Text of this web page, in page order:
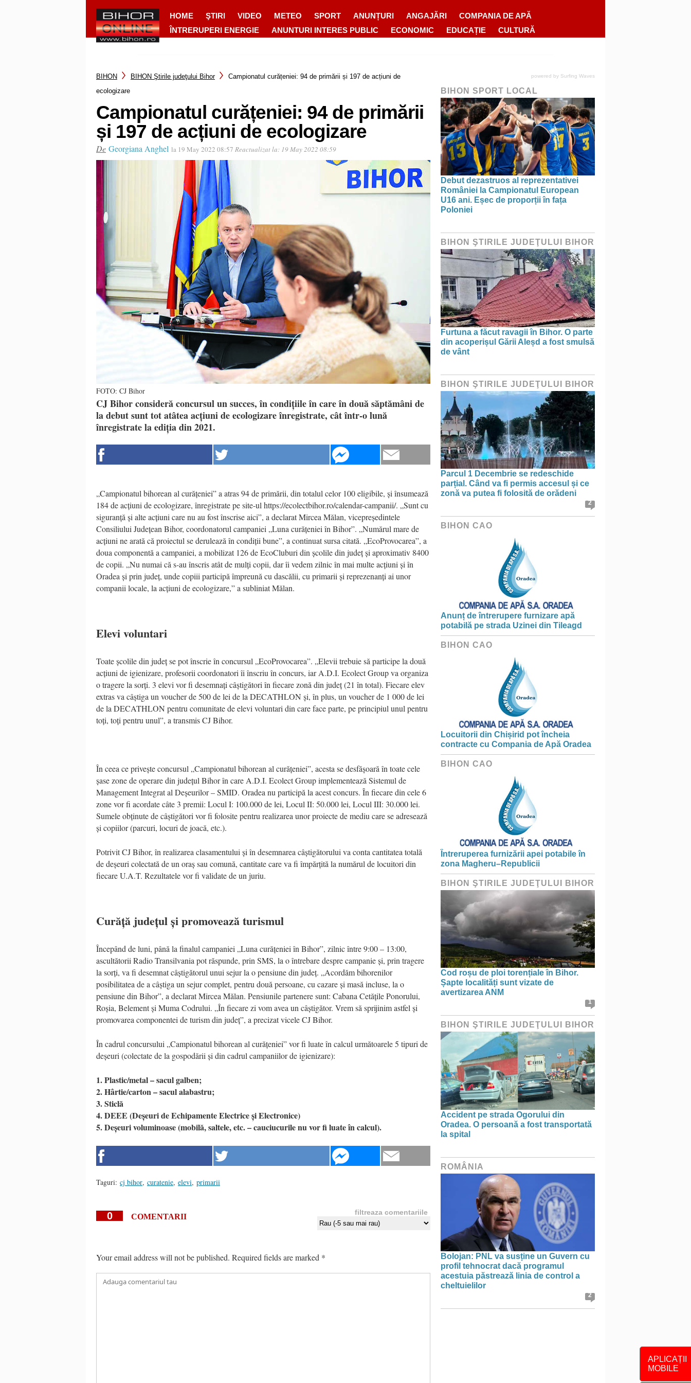
HOME ŞTIRI VIDEO METEO SPORT ANUNȚURI ANGAJĂRI
COMPANIA DE APĂ
ÎNTRERUPERI ENERGIE
ANUNTURI INTERES PUBLIC ECONOMIC EDUCAȚIE CULTURĂ
APLICAȚII
MOBILE
BIHON BIHON Ştirile judeţului Bihor
Campionatul curățeniei: 94 de primării și 197 de acțiuni de
ecologizare
Campionatul curățeniei: 94 de primării
și 197 de acțiuni de ecologizare
De Georgiana Anghel la 19 May 2022 08:57 Reactualizat la: 19 May 2022 08:59
FOTO: CJ Bihor
CJ Bihor consideră concursul un succes, în condițiile în care în două săptămâni de
la debut sunt tot atâtea acțiuni de ecologizare înregistrate, cât într-o lună
înregistrate la ediția din 2021.
„Campionatul bihorean al curățeniei” a atras 94 de primării, din totalul celor 100 eligibile, și însumează
184 de acțiuni de ecologizare, înregistrate pe site-ul https://ecolectbihor.ro/calendar-campanii/. „Sunt cu
siguranță și alte acțiuni care nu au fost înscrise aici”, a declarat Mircea Mălan, vicepreședintele
Consiliului Județean Bihor, coordonatorul campaniei „Luna curățeniei în Bihor”. „Numărul mare de
acțiuni ne arată că proiectul se derulează în condiții bune”, a continuat sursa citată. „EcoProvocarea”, a
doua componentă a campaniei, a mobilizat 126 de EcoCluburi din școlile din județ și aproximativ 8400
de copii. „Nu numai că s-au înscris atât de mulți copii, dar îi vedem zilnic în mai multe acțiuni și în
Oradea și prin județ, unde copiii participă împreună cu dascălii, cu primarii și reprezenanți ai unor
companii locale, la acțiuni de ecologizare,” a subliniat Mălan.
Elevi voluntari
Toate școlile din județ se pot înscrie în concursul „EcoProvocarea”. „Elevii trebuie să participe la două
acțiuni de igienizare, profesorii coordonatori îi înscriu în concurs, iar A.D.I. Ecolect Group va organiza
o tragere la sorți. 3 elevi vor fi desemnați câștigători în fiecare zonă din județ (21 în total). Fiecare elev
extras va câștiga un voucher de 500 de lei de la DECATHLON și, în plus, un voucher de 1 000 de lei
de la DECATHLON pentru comunitate de elevi voluntari din care face parte, pe principiul unul pentru
toți, toți pentru unul”, a transmis CJ Bihor.
În ceea ce privește concursul „Campionatul bihorean al curățeniei”, acesta se desfășoară în toate cele
șase zone de operare din județul Bihor în care A.D.I. Ecolect Group implementează Sistemul de
Management Integrat al Deșeurilor – SMID. Oradea nu participă la acest concurs. În fiecare din cele 6
zone vor fi acordate câte 3 premii: Locul I: 100.000 de lei, Locul II: 50.000 lei, Locul III: 30.000 lei.
Sumele obținute de câștigători vor fi folosite pentru realizarea unor proiecte de mediu care se adresează
și copiilor (parcuri, locuri de joacă, etc.).
Potrivit CJ Bihor, în realizarea clasamentului și în desemnarea câștigătorului va conta cantitatea totală
de deșeuri colectată de un oraș sau comună, cantitate care va fi împărțită la numărul de locuitori din
fiecare U.A.T. Rezultatele vor fi validate de un juriu.
Curăță județul și promovează turismul
Începând de luni, până la finalul campaniei „Luna curățeniei în Bihor”, zilnic între 9:00 – 13:00,
ascultătorii Radio Transilvania pot răspunde, prin SMS, la o întrebare despre campanie și, prin tragere
la sorți, va fi desemnat câștigătorul unui sejur la o pensiune din județ. „Acordăm bihorenilor
posibilitatea de a câștiga un sejur complet, pentru două persoane, cu cazare și masă incluse, la o
pensiune din Bihor”, a declarat Mircea Mălan. Pensiunile partenere sunt: Cabana Cetățile Ponorului,
Roșia, Belement și Muma Codrului. „În fiecare zi vom avea un câștigător. Vrem să sprijinim astfel și
promovarea componentei de turism din județ”, a precizat vicele CJ Bihor.
În cadrul concursului „Campionatul bihorean al curățeniei” vor fi luate în calcul următoarele 5 tipuri de
deșeuri (colectate de la gospodării și din cadrul campaniilor de igienizare):
1. Plastic/metal – sacul galben;
2. Hârtie/carton – sacul alabastru;
3. Sticlă
4. DEEE (Deșeuri de Echipamente Electrice și Electronice)
5. Deșeuri voluminoase (mobilă, saltele, etc. – cauciucurile nu vor fi luate în calcul).
Taguri: cj bihor, curatenie, elevi, primarii
0 COMENTARII filtreaza comentariile
Your email address will not be published. Required fields are marked *
powered by Surfing Waves
BIHON SPORT LOCAL
Debut dezastruos al reprezentativei
României la Campionatul European
U16 ani. Eșec de proporții în fața
Poloniei
BIHON ŞTIRILE JUDEŢULUI BIHOR
Furtuna a făcut ravagii în Bihor. O parte
din acoperișul Gării Aleșd a fost smulsă
de vânt
BIHON ŞTIRILE JUDEŢULUI BIHOR
Parcul 1 Decembrie se redeschide
parțial. Când va fi permis accesul și ce
zonă va putea fi folosită de orădeni
2
BIHON CAO
Anunț de întrerupere furnizare apă
potabilă pe strada Uzinei din Tileagd
BIHON CAO
Locuitorii din Chișirid pot încheia
contracte cu Compania de Apă Oradea
BIHON CAO
Întreruperea furnizării apei potabile în
zona Magheru–Republicii
BIHON ŞTIRILE JUDEŢULUI BIHOR
Cod roșu de ploi torențiale în Bihor.
Șapte localități sunt vizate de
avertizarea ANM
1
BIHON ŞTIRILE JUDEŢULUI BIHOR
Accident pe strada Ogorului din
Oradea. O persoană a fost transportată
la spital
ROMÂNIA
Bolojan: PNL va susține un Guvern cu
profil tehnocrat dacă programul
acestuia păstrează linia de control a
cheltuielilor
2